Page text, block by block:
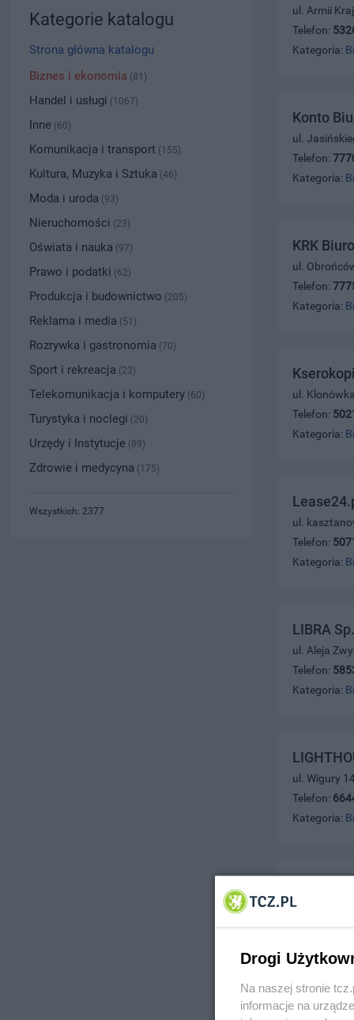
ul. Armii
Telefon:
Kategoria:
Konto
ul.
Telefon:
Kategoria:
KRK
ul.
Telefon:
Kategoria:
ul.
Telefon:
Kategoria:
ul.
Telefon:
Kategoria:
LIBRA
ul. Aleja
Telefon:
Kategoria:
ul. Wigury
Telefon:
Kategoria:
ul. Boczna
Kategorie katalogu
Strona główna katalogu
Biznes i ekonomia (81)
Handel i usługi (1067)
Inne (60)
Komunikacja i transport (155)
Kultura, Muzyka i Sztuka (46)
Moda i uroda (93)
Nieruchomości (23)
Oświata i nauka (97)
Prawo i podatki (62)
Produkcja i budownictwo (205)
Reklama i media (51)
Rozrywka i gastronomia (70)
Sport i rekreacja (23)
Telekomunikacja i komputery (60)
Turystyka i noclegi (20)
Urzędy i Instytucje (89)
Zdrowie i medycyna (175)
Wszystkich: 2377
Drogi
Na naszej stronie
informacje na